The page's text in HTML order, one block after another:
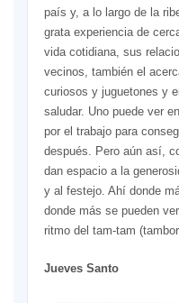
país y, a lo largo de la
grata experiencia de
vida cotidiana, sus
vecinos, también el
curiosos y juguetones y
saludar. Uno puede ver
por el trabajo para
después. Pero aún así,
dan espacio a la
y al festejo. Ahí donde
donde más se pueden
ritmo del tam-tam
Jueves Santo